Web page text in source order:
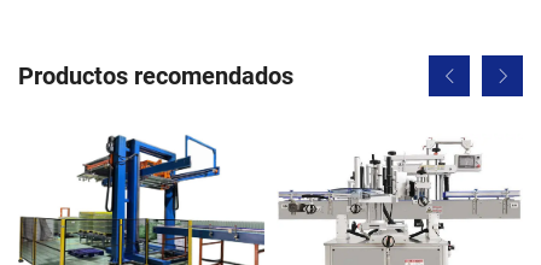
Productos recomendados